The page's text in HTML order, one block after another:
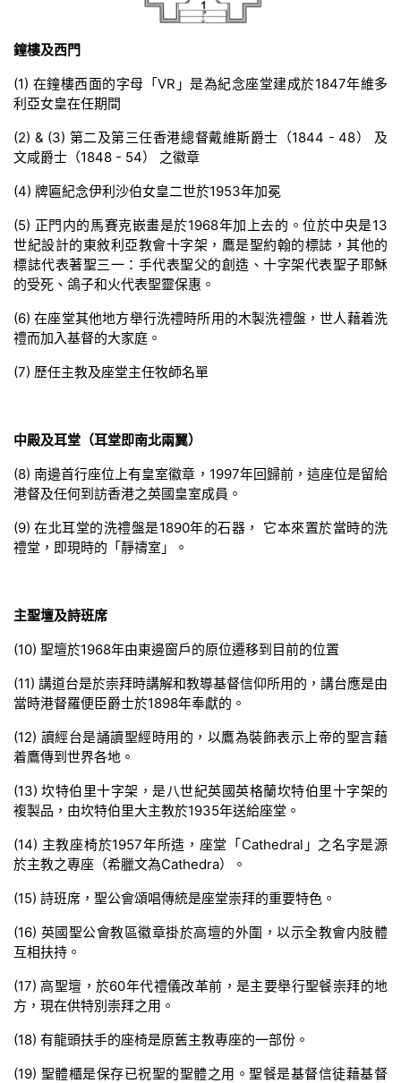
鐘樓及西門
(1) 在鐘樓西面的字母「VR」是為紀念座堂建成於1847年維多
利亞女皇在任期間
(2) & (3) 第二及第三任香港總督戴維斯爵士（1844 - 48） 及
文咸爵士（1848 - 54） 之徽章
(4) 牌匾紀念伊利沙伯女皇二世於1953年加冕
(5) 正門内的馬賽克嵌畫是於1968年加上去的。位於中央是13
世紀設計的東敘利亞教會十字架，鷹是聖約翰的標誌，其他的
標誌代表著聖三一：手代表聖父的創造、十字架代表聖子耶穌
的受死、鴿子和火代表聖靈保惠。
(6) 在座堂其他地方舉行洗禮時所用的木製洗禮盤，世人藉着洗
禮而加入基督的大家庭。
(7) 歷任主教及座堂主任牧師名單
中殿及耳堂（耳堂即南北兩翼）
(8) 南邊首行座位上有皇室徽章，1997年回歸前，這座位是留給
港督及任何到訪香港之英國皇室成員。
(9) 在北耳堂的洗禮盤是1890年的石器， 它本來置於當時的洗
禮堂，即現時的「靜禱室」。
主聖壇及詩班席
(10) 聖壇於1968年由東邊窗戶的原位遷移到目前的位置
(11) 講道台是於崇拜時講解和教導基督信仰所用的，講台應是由
當時港督羅便臣爵士於1898年奉獻的。
(12) 讀經台是誦讀聖經時用的，以鷹為裝飾表示上帝的聖言藉
着鷹傳到世界各地。
(13) 坎特伯里十字架，是八世紀英國英格蘭坎特伯里十字架的
複製品，由坎特伯里大主教於1935年送給座堂。
(14) 主教座椅於1957年所造，座堂「Cathedral」之名字是源
於主教之專座（希臘文為Cathedra）。
(15) 詩班席，聖公會頌唱傳統是座堂崇拜的重要特色。
(16) 英國聖公會教區徽章掛於高壇的外圍，以示全教會内肢體
互相扶持。
(17) 高聖壇，於60年代禮儀改革前，是主要舉行聖餐崇拜的地
方，現在供特別崇拜之用。
(18) 有龍頭扶手的座椅是原舊主教專座的一部份。
(19) 聖體櫃是保存已祝聖的聖體之用。聖餐是基督信徒藉基督